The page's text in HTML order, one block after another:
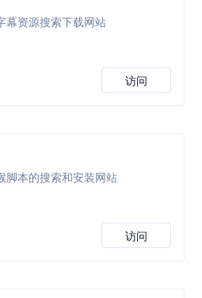
幕资源搜索下载网站
访问
脚本的搜索和安装网站
访问